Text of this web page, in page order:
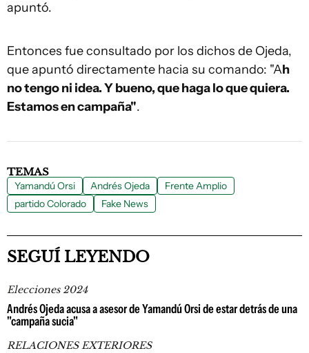
apuntó.
Entonces fue consultado por los dichos de Ojeda,
que apuntó directamente hacia su comando: "Ah
no tengo ni idea. Y bueno, que haga lo que quiera.
Estamos en campaña".
TEMAS
Yamandú Orsi Andrés Ojeda
Frente Amplio
partido Colorado
Fake News
SEGUÍ LEYENDO
Elecciones 2024
Andrés Ojeda acusa a asesor de Yamandú Orsi de estar detrás de una
"campaña sucia"
RELACIONES EXTERIORES